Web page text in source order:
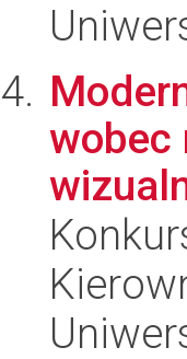
wobec